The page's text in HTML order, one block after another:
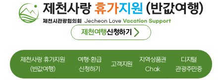
제천여행신청하기
제천사랑 휴가지원
(반값여행)
여행·환급
신청하기
고객지원
지역상품권
Chak
디지털
관광주민증